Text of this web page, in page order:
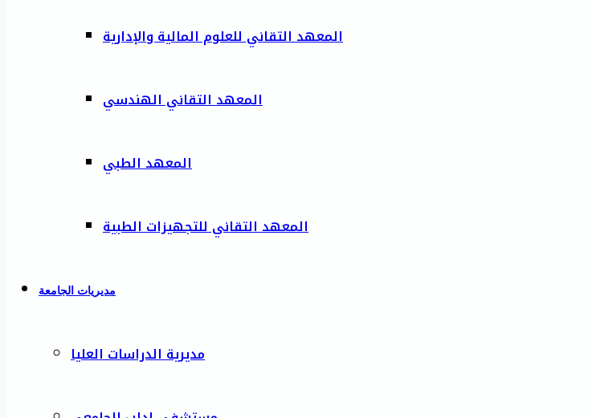
المعهد التقاني للعلوم المالية والإدارية
المعهد التقاني الهندسي
المعهد الطبي
المعهد التقاني للتجهيزات الطبية
مديريات الجامعة
مديرية الدراسات العليا